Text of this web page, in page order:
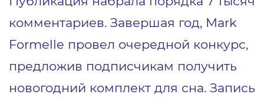
комментариев. Завершая год, Mark
Formelle провел очередной конкурс,
предложив подписчикам получить
новогодний комплект для сна. Запись